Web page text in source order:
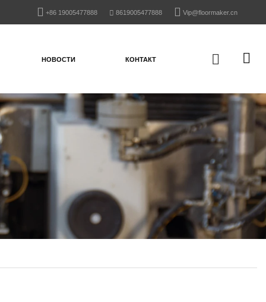
+86 19005477888 8619005477888 Vip@floormaker.cn
НОВОСТИ КОНТАКТ